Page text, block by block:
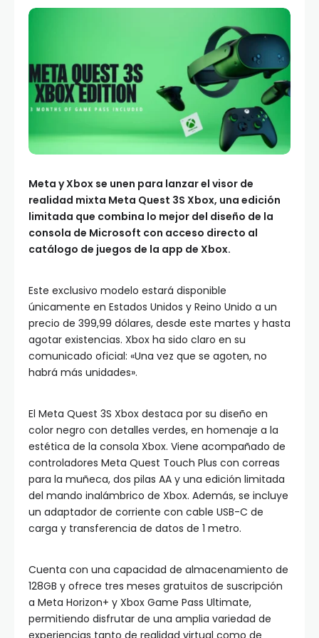
Meta y Xbox se unen para lanzar el visor de
realidad mixta Meta Quest 3S Xbox, una edición
limitada que combina lo mejor del diseño de la
consola de Microsoft con acceso directo al
catálogo de juegos de la app de Xbox.
Este exclusivo modelo estará disponible
únicamente en Estados Unidos y Reino Unido a un
precio de 399,99 dólares, desde este martes y hasta
agotar existencias. Xbox ha sido claro en su
comunicado oficial: «Una vez que se agoten, no
habrá más unidades».
El Meta Quest 3S Xbox destaca por su diseño en
color negro con detalles verdes, en homenaje a la
estética de la consola Xbox. Viene acompañado de
controladores Meta Quest Touch Plus con correas
para la muñeca, dos pilas AA y una edición limitada
del mando inalámbrico de Xbox. Además, se incluye
un adaptador de corriente con cable USB-C de
carga y transferencia de datos de 1 metro.
Cuenta con una capacidad de almacenamiento de
128GB y ofrece tres meses gratuitos de suscripción
a Meta Horizon+ y Xbox Game Pass Ultimate,
permitiendo disfrutar de una amplia variedad de